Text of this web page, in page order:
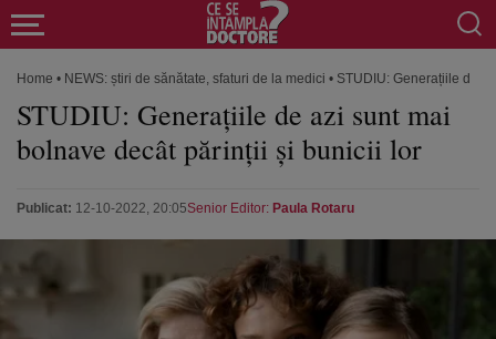
Home • NEWS: știri de sănătate, sfaturi de la medici • STUDIU: Generațiile de
STUDIU: Generațiile de azi sunt mai
bolnave decât părinții și bunicii lor
Publicat: 12-10-2022, 20:05Senior Editor: Paula Rotaru